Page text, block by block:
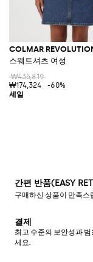
COLMAR
스웨트셔츠 여성
₩435,819
₩174,324
-60%
간편 반품(EASY
구매하신 상품이 만족스
결제
최고 수준의 보안성과
세요.